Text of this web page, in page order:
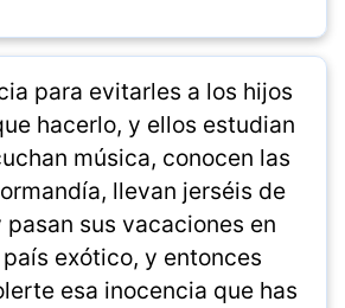
para evitarles a los hijos
hacerlo, y ellos estudian
música, conocen las
llevan jerséis de
sus vacaciones en
exótico, y entonces
esa inocencia que has